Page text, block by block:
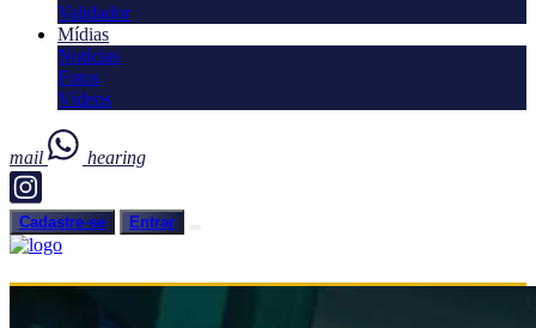
Validador
Mídias
Notícias
Fotos
Vídeos
mail hearing
Cadastre-se Entrar